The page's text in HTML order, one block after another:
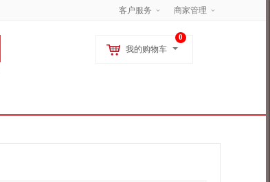
客户服务 商家管理
0
我的购物车